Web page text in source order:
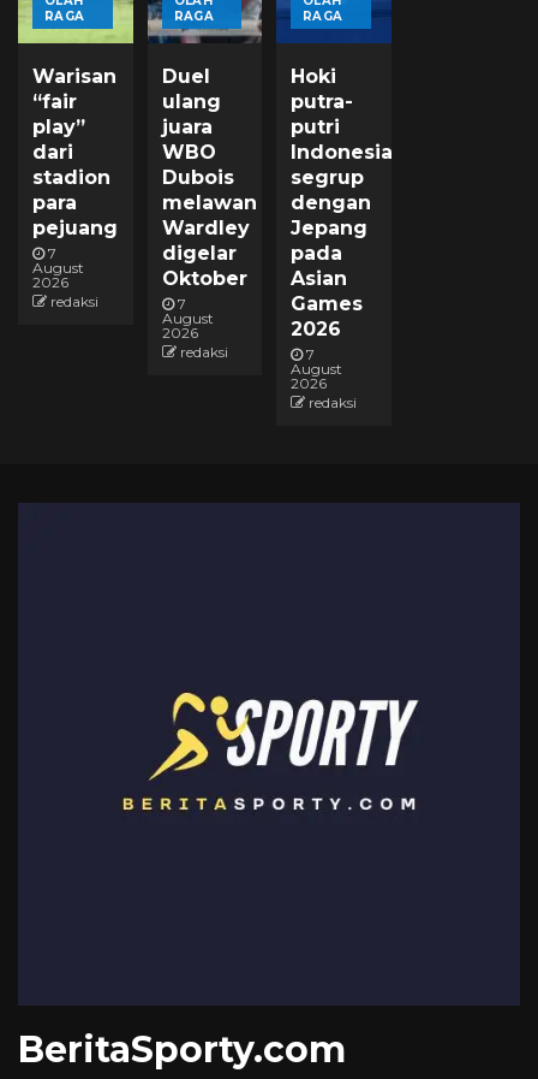
RAGA
Warisan
“fair
play”
dari
stadion
para
pejuang
7
August
2026
redaksi
RAGA
Duel
ulang
juara
WBO
Dubois
melawan
Wardley
digelar
Oktober
7
August
2026
redaksi
RAGA
Hoki
putra-
putri
Indonesia
segrup
dengan
Jepang
pada
Asian
Games
2026
7
August
2026
redaksi
BeritaSporty.com